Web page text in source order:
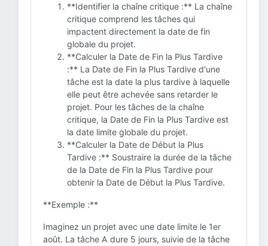
**Identifier la chaîne critique :** La chaîne
critique comprend les tâches qui
impactent directement la date de fin
globale du projet.
**Calculer la Date de Fin la Plus Tardive
:** La Date de Fin la Plus Tardive d'une
tâche est la date la plus tardive à laquelle
elle peut être achevée sans retarder le
projet. Pour les tâches de la chaîne
critique, la Date de Fin la Plus Tardive est
la date limite globale du projet.
**Calculer la Date de Début la Plus
Tardive :** Soustraire la durée de la tâche
de la Date de Fin la Plus Tardive pour
obtenir la Date de Début la Plus Tardive.
**Exemple :**
Imaginez un projet avec une date limite le 1er
août. La tâche A dure 5 jours, suivie de la tâche